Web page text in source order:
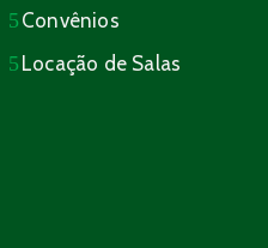
Convênios
Locação de Salas